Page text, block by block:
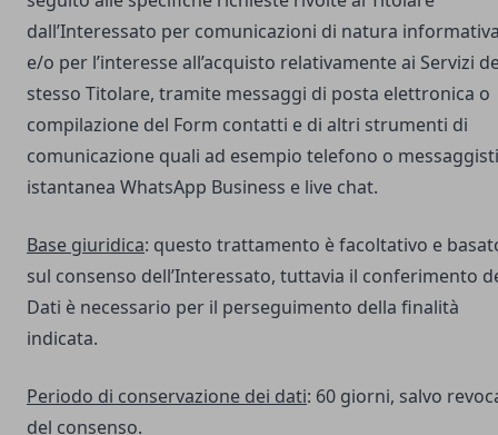
dall’Interessato per comunicazioni di natura
e/o per l’interesse all’acquisto relativamente ai Servizi
stesso Titolare, tramite messaggi di posta elettronica o
compilazione del Form contatti e di altri strumenti di
comunicazione quali ad esempio telefono o
istantanea WhatsApp Business e live chat.
Base giuridica: questo trattamento è facoltativo e
sul consenso dell’Interessato, tuttavia il conferimento
Dati è necessario per il perseguimento della finalità
indicata.
Periodo di conservazione dei dati: 60 giorni, salvo
del consenso.